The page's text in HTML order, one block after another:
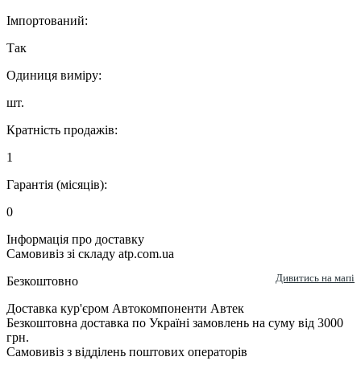
Імпортований:
Так
Одиниця виміру:
шт.
Кратність продажів:
1
Гарантія (місяців):
0
Інформація про доставку
Самовивіз зі складу atp.com.ua
Безкоштовно
Дивитись на мапі
Доставка кур'єром Автокомпоненти Автек
Безкоштовна доставка по Україні замовлень на суму від 3000
грн.
Самовивіз з відділень поштових операторів